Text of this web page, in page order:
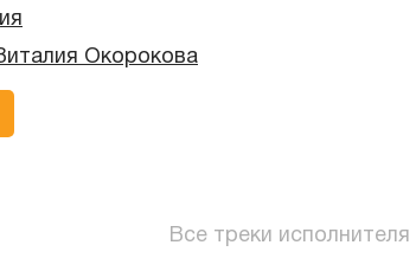
Окорокова
Все треки исполнителя